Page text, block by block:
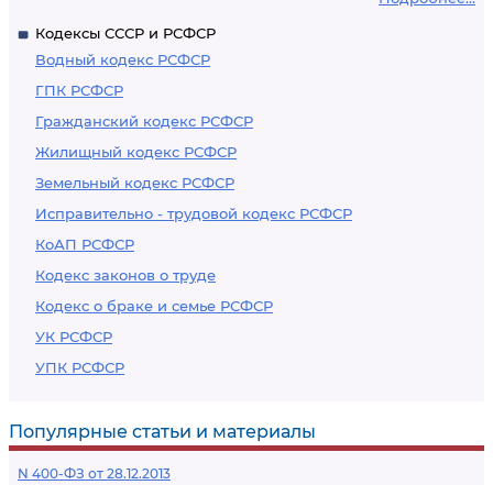
Кодексы СССР и РСФСР
Водный кодекс РСФСР
ГПК РСФСР
Гражданский кодекс РСФСР
Жилищный кодекс РСФСР
Земельный кодекс РСФСР
Исправительно - трудовой кодекс РСФСР
КоАП РСФСР
Кодекс законов о труде
Кодекс о браке и семье РСФСР
УК РСФСР
УПК РСФСР
Популярные статьи и материалы
N 400-ФЗ от 28.12.2013